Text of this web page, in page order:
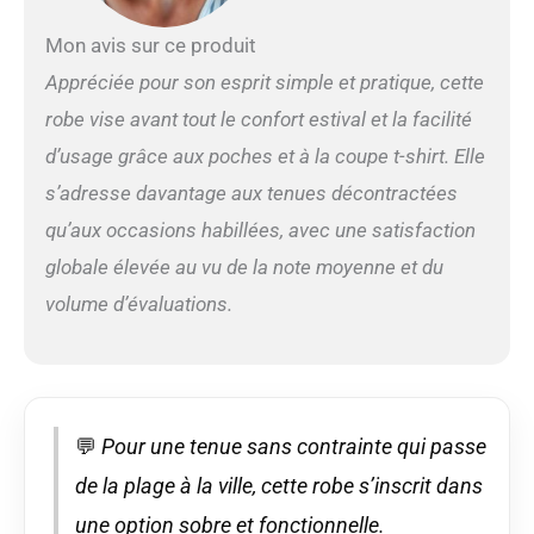
femme, des robes
hawaïennes pour
taille : cette robe grande
taille est de style
ample, ourlet fluide qui
peut montrer vos
ventre, adaptée à la
femme, des tenues d'été
grande taille, vous
comme robe d'été
Mon avis sur ce produit
Appréciée pour son esprit simple et pratique, cette
robe vise avant tout le confort estival et la facilité
d’usage grâce aux poches et à la coupe t-shirt. Elle
s’adresse davantage aux tenues décontractées
qu’aux occasions habillées, avec une satisfaction
globale élevée au vu de la note moyenne et du
volume d’évaluations.
💬 Pour une tenue sans contrainte qui passe
de la plage à la ville, cette robe s’inscrit dans
une option sobre et fonctionnelle.